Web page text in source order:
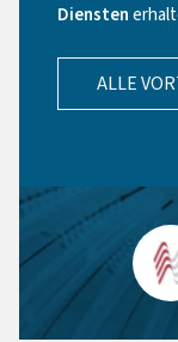
Diensten
ALLE